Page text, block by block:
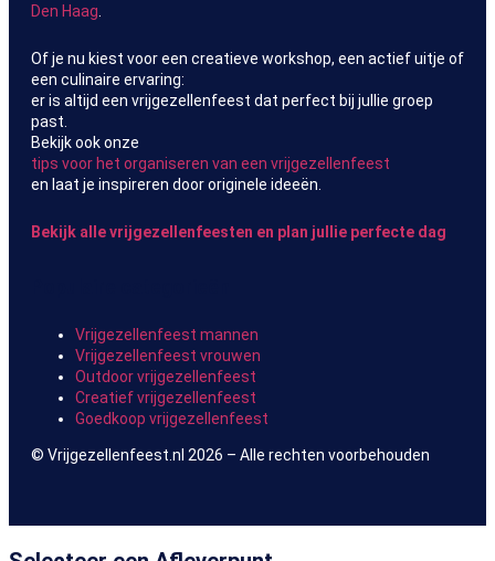
Den Haag
Of je nu kiest voor een creatieve workshop, een actief uitje of
een culinaire ervaring:
er is altijd een vrijgezellenfeest dat perfect bij jullie groep
past.
Bekijk ook onze
tips voor het organiseren van een vrijgezellenfeest
en laat je inspireren door originele ideeën.
Bekijk alle vrijgezellenfeesten en plan jullie perfecte dag
Vrijgezellenfeest mannen
Vrijgezellenfeest vrouwen
Outdoor vrijgezellenfeest
Creatief vrijgezellenfeest
Goedkoop vrijgezellenfeest
© Vrijgezellenfeest.nl 2026 – Alle rechten voorbehouden